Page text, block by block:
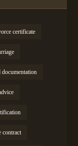
certificate
documentation
contract